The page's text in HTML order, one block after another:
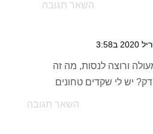
השאר תגובה
ורוצה לנסות, מה זה
יש לי שקדים טחונים
השאר תגובה